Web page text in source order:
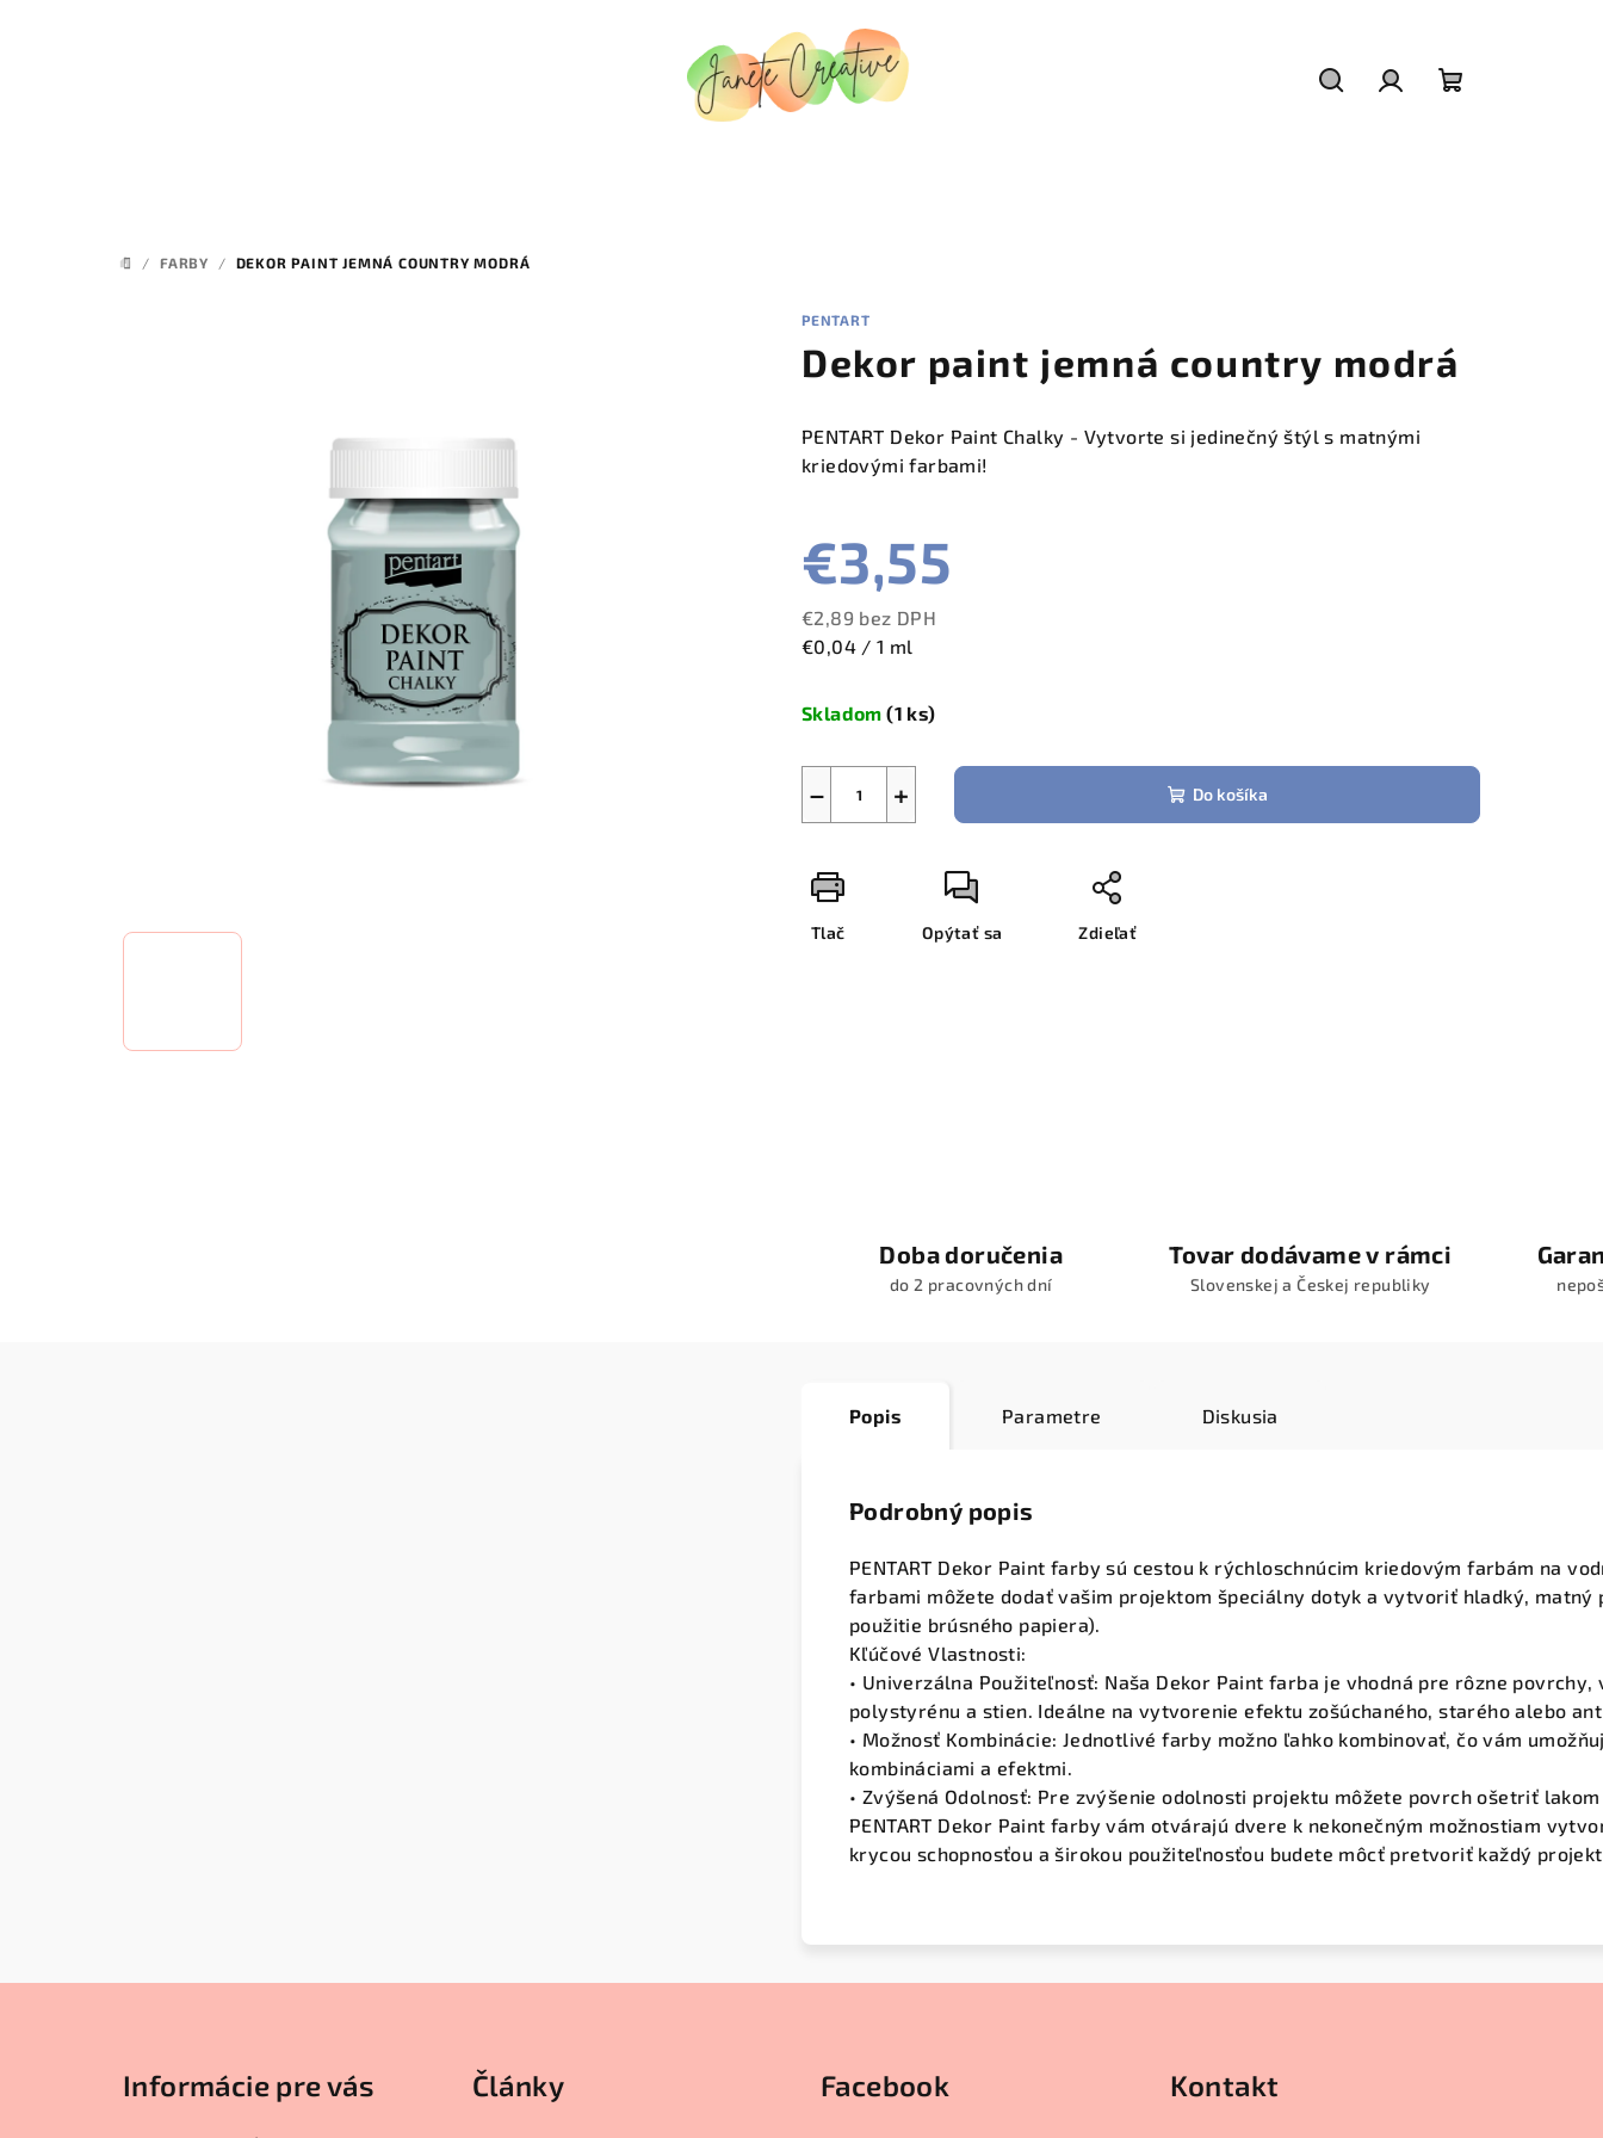
DOMOV
/ FARBY / DEKOR PAINT JEMNÁ COUNTRY MODRÁ
PENTART
Dekor paint jemná country modrá
PENTART Dekor Paint Chalky - Vytvorte si jedinečný štýl s matnými
kriedovými farbami!
€3,55
€2,89 bez DPH
Jednotková
€0,04 / 1 ml
Skladom(1 ks)
+
− Do košíka
Tlač Opýtať sa Zdieľať
Doba doručenia
do 2 pracovných dní
Tovar dodávame v rámci
Slovenskej a Českej republiky
Popis Parametre Diskusia
Podrobný popis
PENTART Dekor Paint farby sú cestou k rýchloschnúcim kriedovým farbám na
farbami môžete dodať vašim projektom špeciálny dotyk a vytvoriť hladký,
použitie brúsného papiera).
Kľúčové Vlastnosti:
• Univerzálna Použiteľnosť: Naša Dekor Paint farba je vhodná pre rôzne
polystyrénu a stien. Ideálne na vytvorenie efektu zošúchaného, starého alebo
• Možnosť Kombinácie: Jednotlivé farby možno ľahko kombinovať, čo vám
kombináciami a efektmi.
• Zvýšená Odolnosť: Pre zvýšenie odolnosti projektu môžete povrch ošetriť
PENTART Dekor Paint farby vám otvárajú dvere k nekonečným možnostiam
krycou schopnosťou a širokou použiteľnosťou budete môcť pretvoriť každý
Informácie pre vás Články Facebook Kontakt